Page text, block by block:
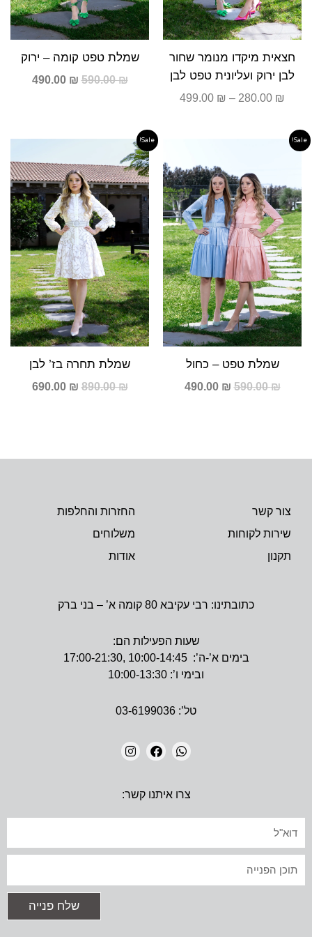
חצאית מיקדו מנומר שחור
לבן ירוק ועליונית טפט לבן
280.00 ₪
–
499.00 ₪
שמלת טפט קומה – ירוק
590.00₪
490.00 ₪
Sale!
שמלת טפט – כחול
590.00₪
היה:
590.00 ₪.
490.00 ₪
המחיר
הוא:
490.00 ₪.
Sale!
שמלת תחרה בז’ לבן
890.00₪
היה:
890.00 ₪.
690.00 ₪
הנוכחי
הוא:
₪.
צור קשר
שירות לקוחות
תקנון
החזרות והחלפות
משלוחים
אודות
כתובתינו: רבי עקיבא 80 קומה א’ – בני ברק
שעות הפעילות הם:
בימים א’-ה’: 10:00-14:45 ,17:00-21:30
ובימי ו’: 10:00-13:30
טל’: 03-6199036
H
A
P
P
A
C
O
K
N
S
R
A
צרו איתנו קשר:
שלח פנייה